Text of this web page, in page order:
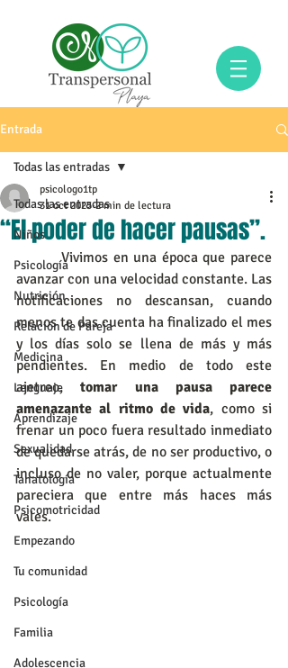
Entrada
Todas las entradas
Niños
Psicología
Nutrición
Relación de Pareja
Medicina
Lenguaje
Aprendizaje
Sexualidad
Tanatología
Psicomotricidad
Empezando
Tu comunidad
Psicología
Familia
Adolescencia
Todas las entradas
“El poder de hacer pausas”.
psicologo1tp
31 oct 2025 2 min de lectura
Vivimos en una época que parece
avanzar con una velocidad constante. Las
notificaciones no descansan, cuando
menos te das cuenta ha finalizado el mes
y los días solo se llena de más y más
pendientes. En medio de todo este
ajetreo, tomar una pausa parece
amenazante al ritmo de vida, como si
frenar un poco fuera resultado inmediato
de quedarse atrás, de no ser productivo, o
incluso de no valer, porque actualmente
pareciera que entre más haces más
vales.